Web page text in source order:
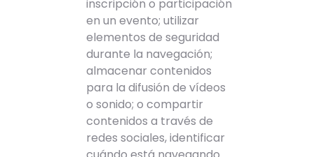
inscripción o participación
en un evento; utilizar
elementos de seguridad
durante la navegación;
almacenar contenidos
para la difusión de vídeos
o sonido; o compartir
contenidos a través de
redes sociales, identificar